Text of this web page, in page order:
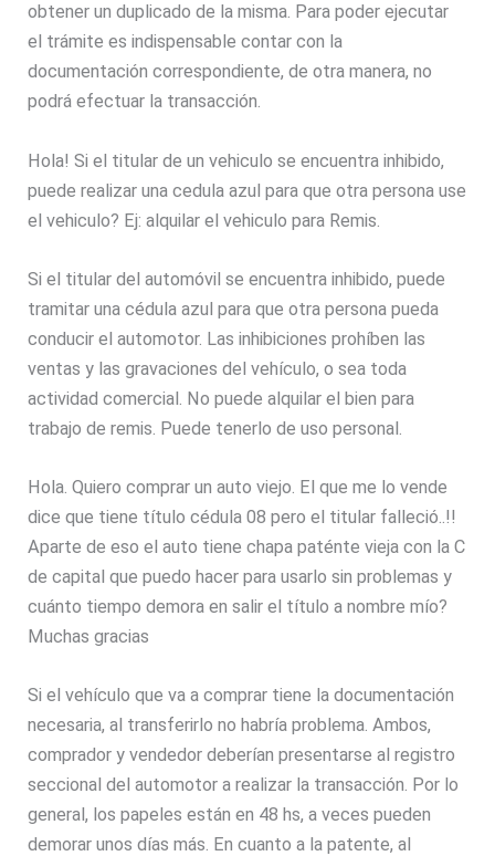
obtener un duplicado de la misma. Para poder ejecutar
el trámite es indispensable contar con la
documentación correspondiente, de otra manera, no
podrá efectuar la transacción.
Hola! Si el titular de un vehiculo se encuentra inhibido,
puede realizar una cedula azul para que otra persona use
el vehiculo? Ej: alquilar el vehiculo para Remis.
Si el titular del automóvil se encuentra inhibido, puede
tramitar una cédula azul para que otra persona pueda
conducir el automotor. Las inhibiciones prohíben las
ventas y las gravaciones del vehículo, o sea toda
actividad comercial. No puede alquilar el bien para
trabajo de remis. Puede tenerlo de uso personal.
Hola. Quiero comprar un auto viejo. El que me lo vende
dice que tiene título cédula 08 pero el titular falleció..!!
Aparte de eso el auto tiene chapa paténte vieja con la C
de capital que puedo hacer para usarlo sin problemas y
cuánto tiempo demora en salir el título a nombre mío?
Muchas gracias
Si el vehículo que va a comprar tiene la documentación
necesaria, al transferirlo no habría problema. Ambos,
comprador y vendedor deberían presentarse al registro
seccional del automotor a realizar la transacción. Por lo
general, los papeles están en 48 hs, a veces pueden
demorar unos días más. En cuanto a la patente, al